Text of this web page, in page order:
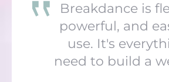
Breakdance is
powerful, and
use. It's
need to build a